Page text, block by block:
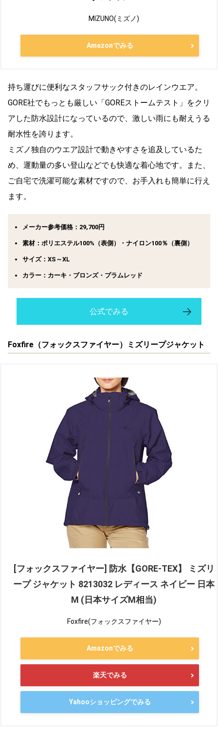
MIZUNO(ミズノ)
Amazonでみる
持ち運びに便利なスタッフサック付きのレインウエア。
GORE社でもっとも厳しい「GOREストームテスト」をクリ
アした防水設計になっているので、激しい雨にも耐えうる
耐水性を誇ります。
ミズノ独自のウエア設計で動きやすさを追及しているた
め、運動量の多い登山などでも快適な着心地です。また、
ご自宅で洗濯可能な素材ですので、お手入れも簡単に行え
ます。
メーカー参考価格：29,700円
素材：ポリエステル100%（表側）・ナイロン100％（裏側）
サイズ：XS～XL
カラー：カーキ・ブロンズ・プラムレッド
公式でみる
Foxfire（フォックスファイヤー）ミズリープジャケット
[フォックスファイヤー] 防水【GORE-TEX】 ミズリ
ープ ジャケット 8213032 レディース ネイビー 日本
M (日本サイズM相当)
Foxfire(フォックスファイヤー)
Amazonでみる
楽天でみる
Yahooショッピングでみる